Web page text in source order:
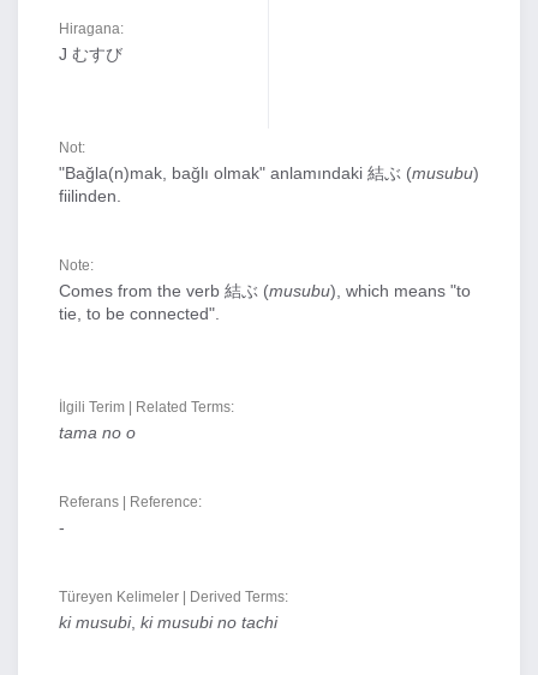
Hiragana:
J むすび
Not:
"Bağla(n)mak, bağlı olmak" anlamındaki 結ぶ (musubu)
fiilinden.
Note:
Comes from the verb 結ぶ (musubu), which means "to
tie, to be connected".
İlgili Terim | Related Terms:
tama no o
Referans | Reference:
-
Türeyen Kelimeler | Derived Terms:
ki musubi, ki musubi no tachi